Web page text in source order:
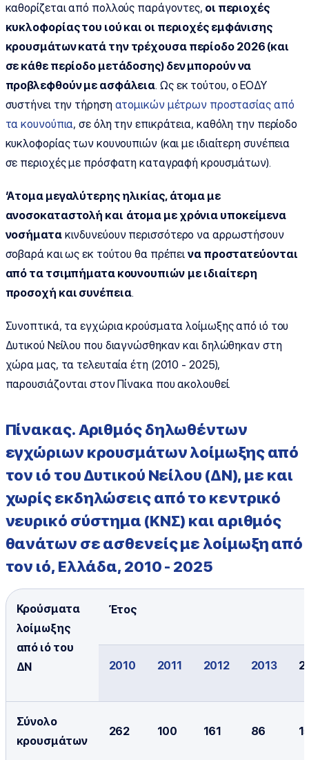
καθορίζεται από πολλούς παράγοντες, οι περιοχές
κυκλοφορίας του ιού και οι περιοχές εμφάνισης
κρουσμάτωνκατά την τρέχουσα περίοδο 2026 (και
σε κάθε περίοδο μετάδοσης) δεν μπορούν να
προβλεφθούν με ασφάλεια. Ως εκ τούτου, ο ΕΟΔΥ
συστήνει την τήρηση ατομικών μέτρων προστασίας από
τα κουνούπια, σε όλη την επικράτεια, καθόλη την περίοδο
κυκλοφορίας των κουνουπιών (και με ιδιαίτερη συνέπεια
σε περιοχές με πρόσφατη καταγραφή κρουσμάτων).
‘Aτομα μεγαλύτερης ηλικίας, άτομα με
ανοσοκαταστολή και άτομα με χρόνια υποκείμενα
νοσήματακινδυνεύουν περισσότερο να αρρωστήσουν
σοβαρά και ως εκ τούτου θα πρέπεινα προστατεύονται
από τα τσιμπήματα κουνουπιών με ιδιαίτερη
προσοχή και συνέπεια.
Συνοπτικά, τα εγχώρια κρούσματα λοίμωξης από ιό του
Δυτικού Νείλου που διαγνώσθηκαν και δηλώθηκαν στη
χώρα μας, τα τελευταία έτη (2010 - 2025),
παρουσιάζονται στον Πίνακα που ακολουθεί.
Πίνακας. Αριθμός δηλωθέντων
εγχώριων κρουσμάτων λοίμωξης από
τον ιό του Δυτικού Νείλου (ΔΝ), με και
χωρίς εκδηλώσεις από το κεντρικό
νευρικό σύστημα (ΚΝΣ) και αριθμός
θανάτων σε ασθενείς με λοίμωξη από
τον ιό, Ελλάδα, 2010 - 2025
Κρούσματα
λοίμωξης
από ιό του
ΔΝ
Έτος
2010 2011 2012 2013
Σύνολο
κρουσμάτων
262 100 161 86